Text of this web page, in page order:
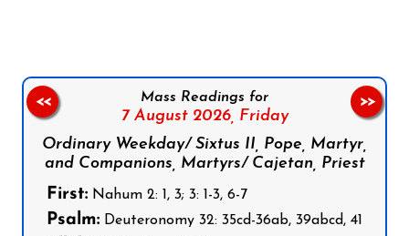
Mass Readings for
7 August 2026, Friday
Ordinary Weekday/ Sixtus II, Pope, Martyr,
and Companions, Martyrs/ Cajetan, Priest
First: Nahum 2: 1, 3; 3: 1-3, 6-7
Psalm: Deuteronomy 32: 35cd-36ab, 39abcd, 41
<< >>